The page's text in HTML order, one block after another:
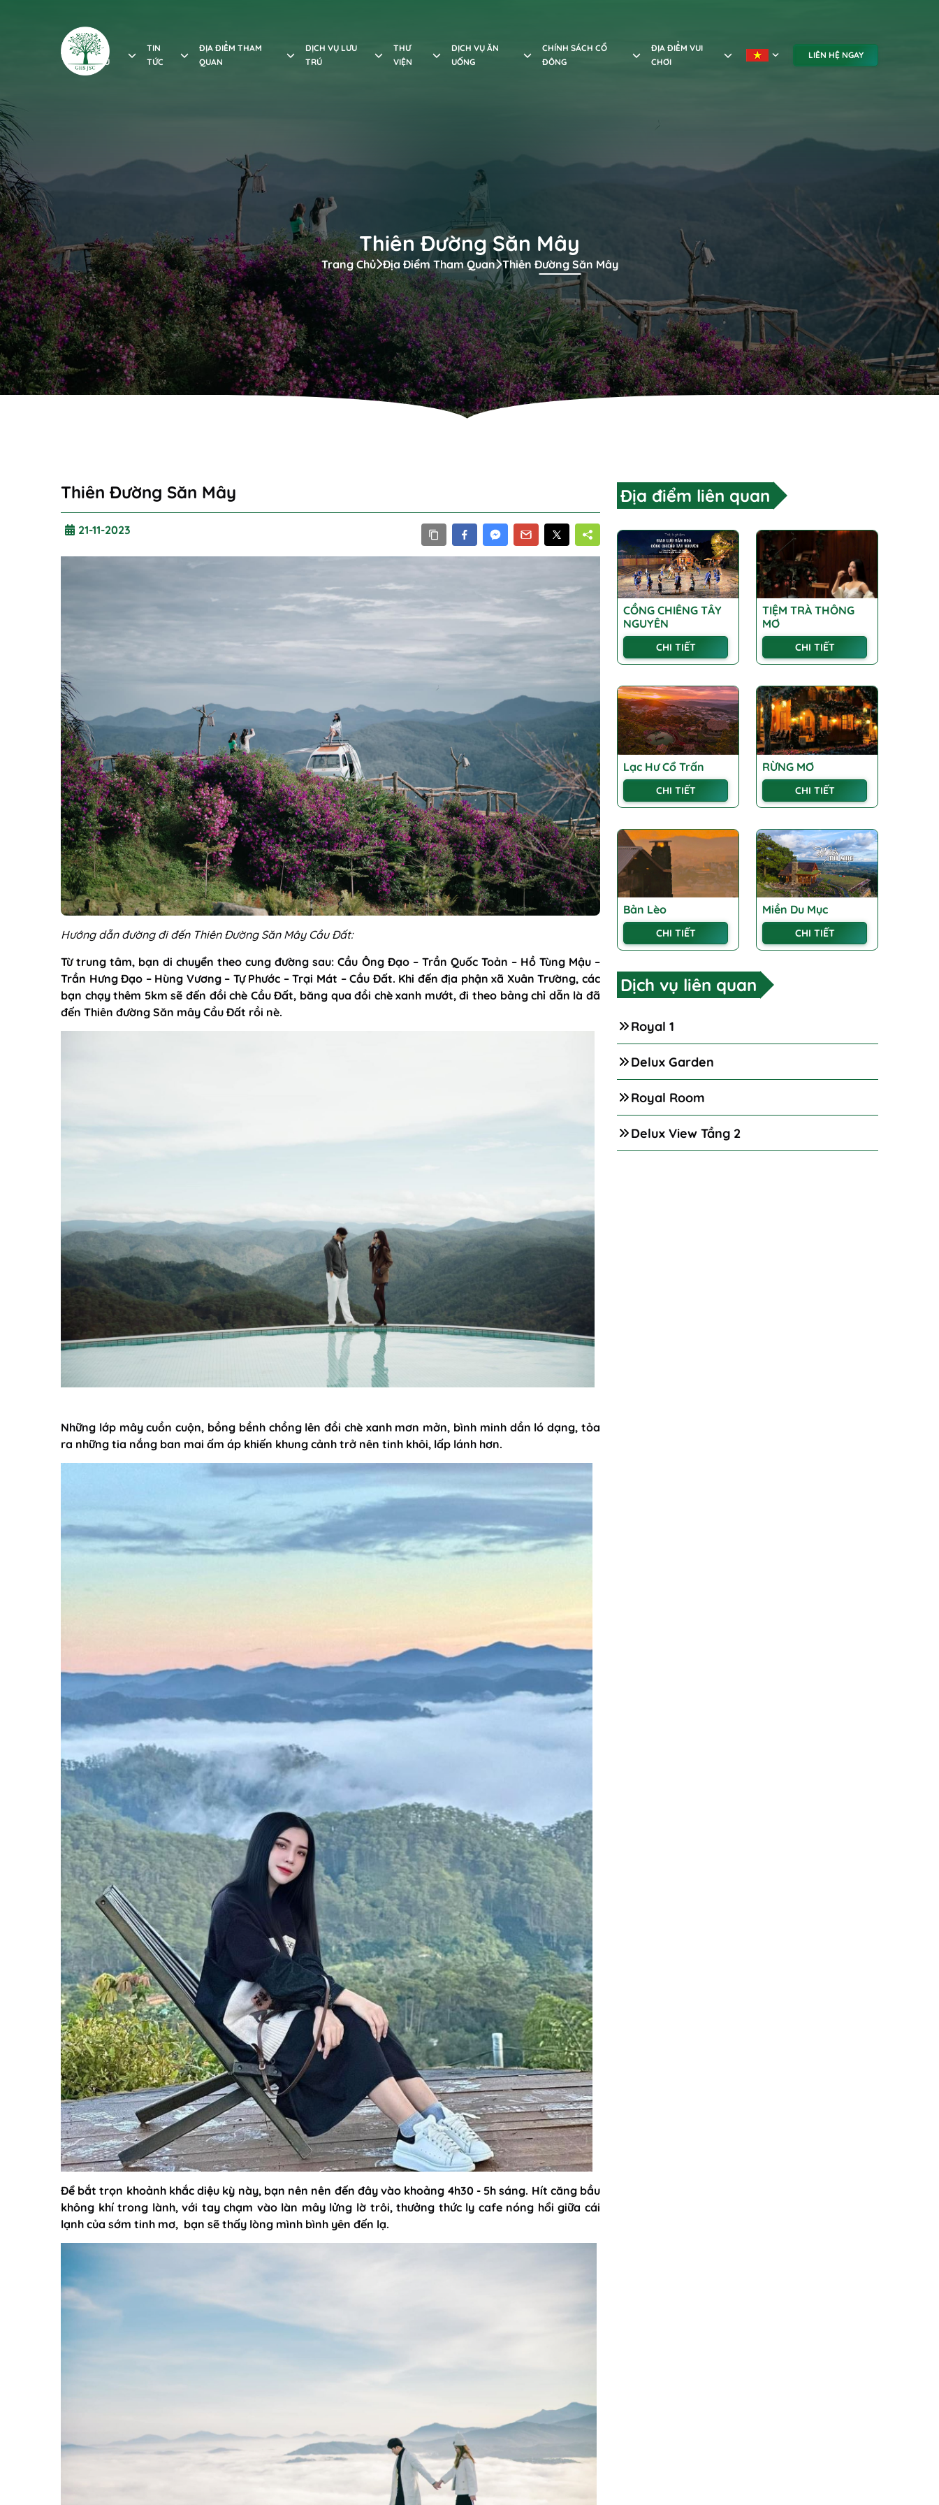
GIỚI
THIỆU
TIN
TỨC
ĐỊA ĐIỂM THAM
QUAN
DỊCH VỤ LƯU
TRÚ
THƯ
VIỆN
DỊCH VỤ ĂN
UỐNG
CHÍNH SÁCH CỔ
ĐÔNG
ĐỊA ĐIỂM VUI
CHƠI
LIÊN HỆ NGAY
Thiên Đường Săn Mây
Trang Chủ Địa Điểm Tham Quan Thiên Đường Săn Mây
Thiên Đường Săn Mây
21-11-2023
Hướng dẫn đường đi đến Thiên Đường Săn Mây Cầu Đất:
Từ trung tâm, bạn di chuyển theo cung đường sau: Cầu Ông Đạo – Trần Quốc Toản – Hồ Tùng Mậu –
Trần Hưng Đạo – Hùng Vương – Tự Phước – Trại Mát – Cầu Đất. Khi đến địa phận xã Xuân Trường, các
bạn chạy thêm 5km sẽ đến đồi chè Cầu Đất, băng qua đồi chè xanh mướt, đi theo bảng chỉ dẫn là đã
đến Thiên đường Săn mây Cầu Đất rồi nè.
Những lớp mây cuồn cuộn, bồng bềnh chồng lên đồi chè xanh mơn mởn, bình minh dần ló dạng, tỏa
ra những tia nắng ban mai ấm áp khiến khung cảnh trở nên tinh khôi, lấp lánh hơn.
Để bắt trọn khoảnh khắc diệu kỳ này, bạn nên nên đến đây vào khoảng 4h30 - 5h sáng. Hít căng bầu
không khí trong lành, với tay chạm vào làn mây lửng lờ trôi, thưởng thức ly cafe nóng hổi giữa cái
lạnh của sớm tinh mơ, bạn sẽ thấy lòng mình bình yên đến lạ.
Địa điểm liên quan
CỒNG CHIÊNG TÂY
NGUYÊN
CHI TIẾT
TIỆM TRÀ THÔNG
MƠ
CHI TIẾT
Lạc Hư Cổ Trấn
CHI TIẾT
RỪNG MƠ
CHI TIẾT
Bản Lèo
CHI TIẾT
Miền Du Mục
CHI TIẾT
Dịch vụ liên quan
Royal 1
Delux Garden
Royal Room
Delux View Tầng 2